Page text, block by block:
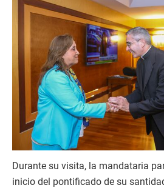
Durante su visita, la mandataria
inicio del pontificado de su